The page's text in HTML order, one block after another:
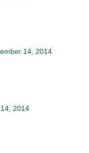
14, 2014
2014